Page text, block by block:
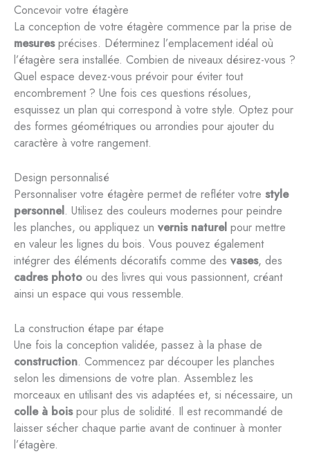
Concevoir votre étagère
La conception de votre étagère commence par la prise de
mesuresprécises. Déterminez l’emplacement idéal où
l’étagère sera installée. Combien de niveaux désirez-vous ?
Quel espace devez-vous prévoir pour éviter tout
encombrement ? Une fois ces questions résolues,
esquissez un plan qui correspond à votre style. Optez pour
des formes géométriques ou arrondies pour ajouter du
caractère à votre rangement.
Design personnalisé
Personnaliser votre étagère permet de refléter votre style
personnel. Utilisez des couleurs modernes pour peindre
les planches, ou appliquez un vernis naturel pour mettre
en valeur les lignes du bois. Vous pouvez également
intégrer des éléments décoratifs comme des vases, des
cadres photo ou des livres qui vous passionnent, créant
ainsi un espace qui vous ressemble.
La construction étape par étape
Une fois la conception validée, passez à la phase de
construction. Commencez par découper les planches
selon les dimensions de votre plan. Assemblez les
morceaux en utilisant des vis adaptées et, si nécessaire, un
colle à boispour plus de solidité. Il est recommandé de
laisser sécher chaque partie avant de continuer à monter
l’étagère.